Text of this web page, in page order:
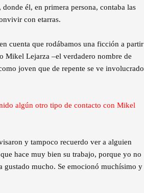
él, en primera persona, contaba las
con etarras.
cuenta que rodábamos una ficción a partir
Mikel Lejarza –el verdadero nombre de
joven que de repente se ve involucrado
algún otro tipo de contacto con Mikel
y tampoco recuerdo ver a alguien
hace muy bien su trabajo, porque yo no
gustado mucho. Se emocionó muchísimo y